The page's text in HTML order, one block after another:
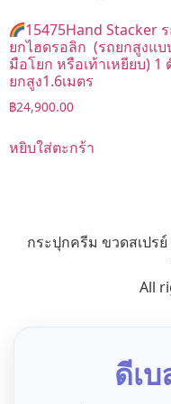
15475Hand Stacker
ยกไฮดรอลิก (รถยกสูงแบ
มือโยก หรือเท้าเหยียบ) 1
ยกสูง1.6เมตร
฿24,900.00
หยิบใส่ตะกร้า
กระปุกครีม ขวดสเปร
All
ดีเ